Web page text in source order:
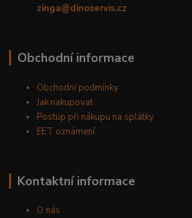
zinga@dinoservis.cz
Obchodní informace
Obchodní podmínky
Jak nakupovat
Postup při nákupu na splátky
EET oznámení
Kontaktní informace
O nás